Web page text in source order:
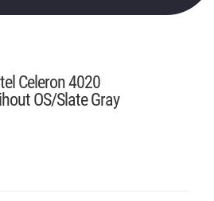
Celeron 4020
OS/Slate Gray